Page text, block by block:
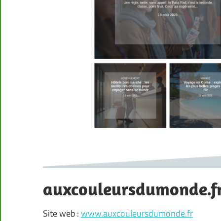
Site web :www.auxcouleursdumonde.fr